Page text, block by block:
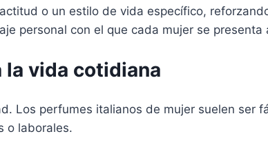
o un estilo de vida específico,
personal con el que cada mujer se presenta
la vida cotidiana
Los perfumes italianos de mujer suelen ser
o laborales.